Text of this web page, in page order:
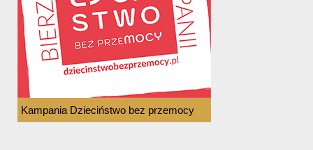
Kampania Dzieciństwo bez przemocy